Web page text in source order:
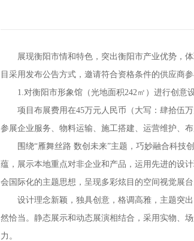
展现衡阳市情和特色，突出衡阳市产业优势，体
目采用发布公告方式，邀请符合资格条件的供应商参
1.对衡阳市形象馆（光地面积242㎡）进行创意设
项目布展费用在45万元人民币（大写：肆拾伍万
参展企业服务、物料运输、施工搭建、运营维护、
围绕“雁舞丝路 数创未来”主题，巧妙融合科技
蕴，展示本地重点对非企业和产品，运用先进的设
会国际化的主题思想，呈现多彩炫目的空间视觉展台
设计理念新颖，独具创意，格调高雅，主题突出
然恰当。静态展示和动态展演相结合，采用实物、
力。